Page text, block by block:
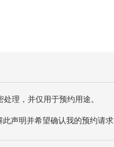
处理，并仅用于预约用途。
此声明并希望确认我的预约请求